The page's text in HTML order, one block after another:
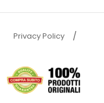
Privacy Policy